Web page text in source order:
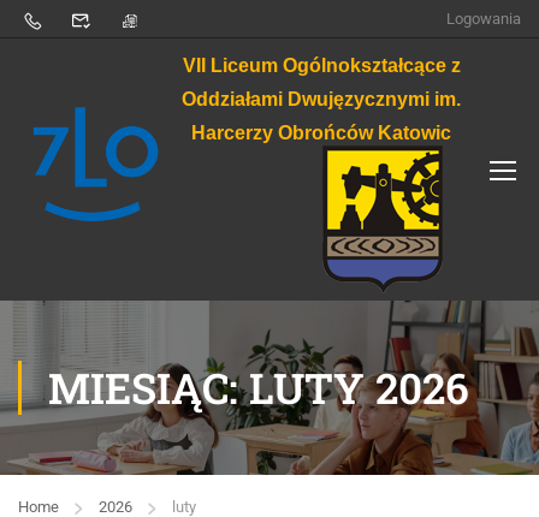
Logowania
VII Liceum Ogólnokształcące z
Oddziałami Dwujęzycznymi im.
Harcerzy Obrońców Katowic
MIESIĄC: LUTY 2026
Home 2026 luty